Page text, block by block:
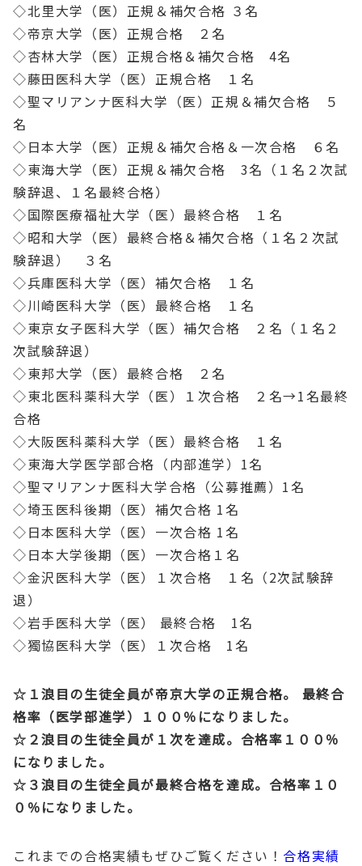
◇北里大学（医）正規＆補欠合格 ３名
◇帝京大学（医）正規合格 ２名
◇杏林大学（医）正規合格＆補欠合格 4名
◇藤田医科大学（医）正規合格 １名
◇聖マリアンナ医科大学（医）正規＆補欠合格 ５
名
◇日本大学（医）正規＆補欠合格＆一次合格 ６名
◇東海大学（医）正規＆補欠合格 3名（１名２次試
験辞退、１名最終合格）
◇国際医療福祉大学（医）最終合格 １名
◇昭和大学（医）最終合格＆補欠合格（１名２次試
験辞退） ３名
◇兵庫医科大学（医）補欠合格 １名
◇川崎医科大学（医）最終合格 １名
◇東京女子医科大学（医）補欠合格 ２名（１名２
次試験辞退）
◇東邦大学（医）最終合格 ２名
◇東北医科薬科大学（医）１次合格 ２名→1名最終
合格
◇大阪医科薬科大学（医）最終合格 １名
◇東海大学医学部合格（内部進学）1名
◇聖マリアンナ医科大学合格（公募推薦）1名
◇埼玉医科後期（医）補欠合格 1名
◇日本医科大学（医）一次合格 1名
◇日本大学後期（医）一次合格１名
◇金沢医科大学（医）１次合格 １名（2次試験辞
退）
◇岩手医科大学（医） 最終合格 1名
◇獨協医科大学（医）１次合格 1名
☆１浪目の生徒全員が帝京大学の正規合格。 最終合
格率（医学部進学）１００％になりました。
☆２浪目の生徒全員が１次を達成。合格率１００％
になりました。
☆３浪目の生徒全員が最終合格を達成。合格率１０
０％になりました。
これまでの合格実績もぜひご覧ください！ 合格実績